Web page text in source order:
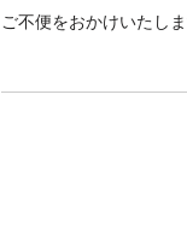
ご不便をおかけいたし